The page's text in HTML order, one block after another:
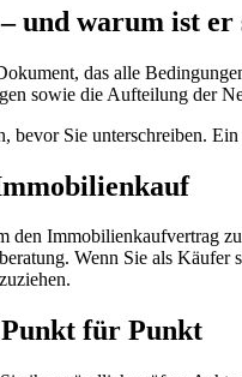
und warum ist er
das alle
sowie die Aufteilung der
bevor Sie unterschreiben.
den Immobilienkaufvertrag
Wenn Sie als
für Punkt